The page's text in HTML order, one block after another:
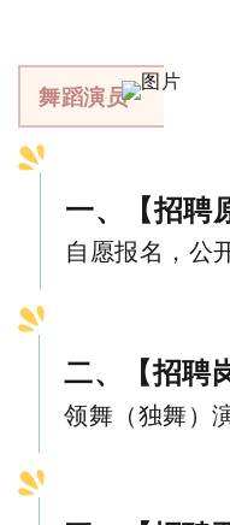
舞蹈演员
一、【招聘
自愿报名，公
二、【招聘
领舞（独舞）